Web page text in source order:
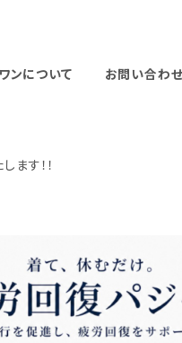
ンについて お問い合わ
ます！！